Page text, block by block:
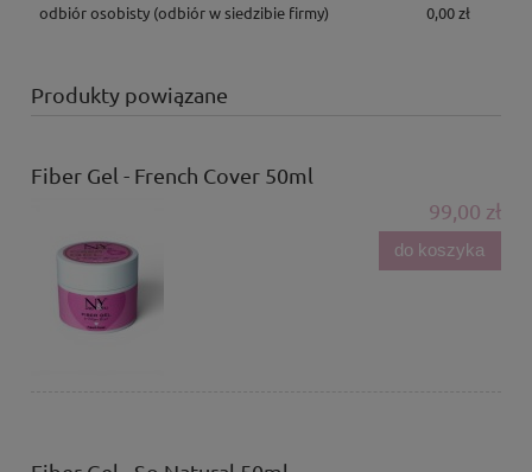
odbiór osobisty(odbiór w siedzibie firmy) 0,00 zł
Produkty powiązane
Fiber Gel - French Cover 50ml
99,00 zł
do koszyka